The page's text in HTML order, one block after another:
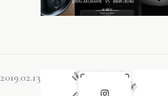
2019.02.13